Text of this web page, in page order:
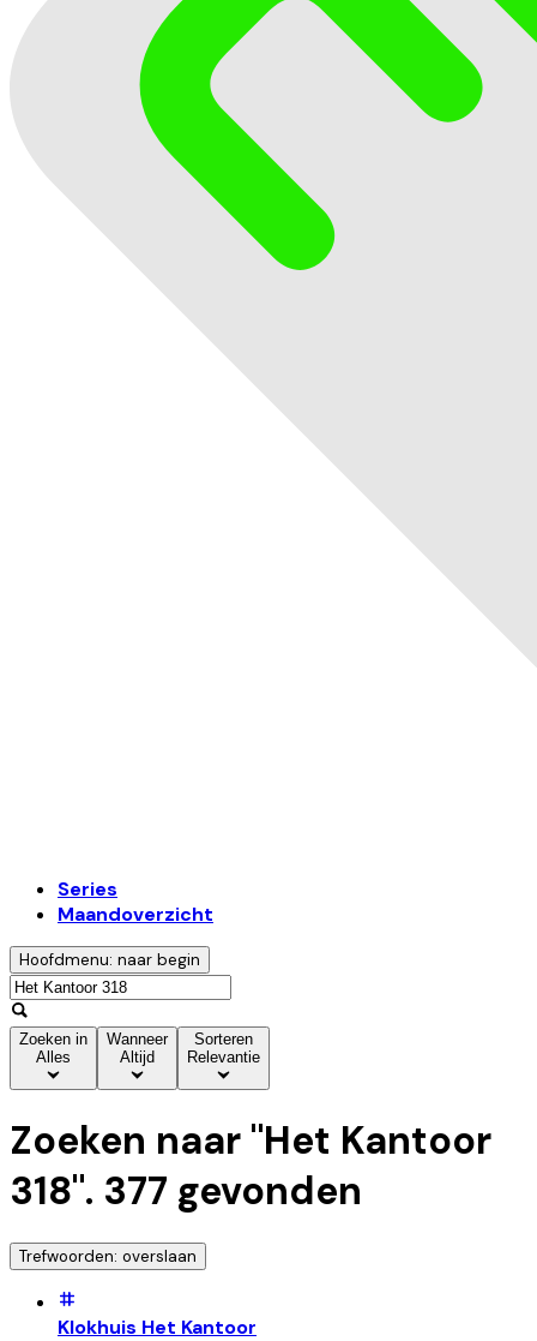
Series
Maandoverzicht
Hoofdmenu: naar begin
Zoeken in
Alles
Wanneer
Altijd
Sorteren
Relevantie
Zoeken naar "Het Kantoor
318". 377 gevonden
Trefwoorden: overslaan
Klokhuis Het Kantoor